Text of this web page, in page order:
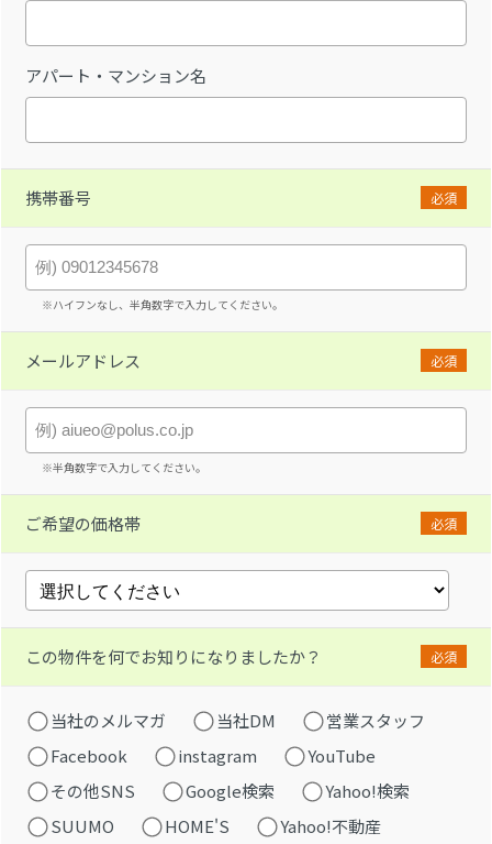
アパート・マンション名
携帯番号 必須
※ハイフンなし、半角数字で入力してください。
メールアドレス 必須
※半角数字で入力してください。
ご希望の価格帯 必須
この物件を何でお知りになりましたか？ 必須
当社のメルマガ 当社DM
営業スタッフ
Facebook
instagram
YouTube
その他SNS
Google検索
Yahoo!検索
SUUMO
HOME'S
Yahoo!不動産